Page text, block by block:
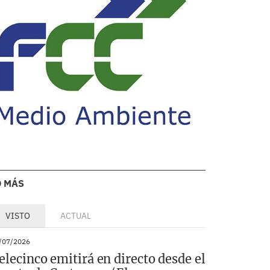
MÁS
VISTO ACTUAL
07/2026
emitirá en directo desde el